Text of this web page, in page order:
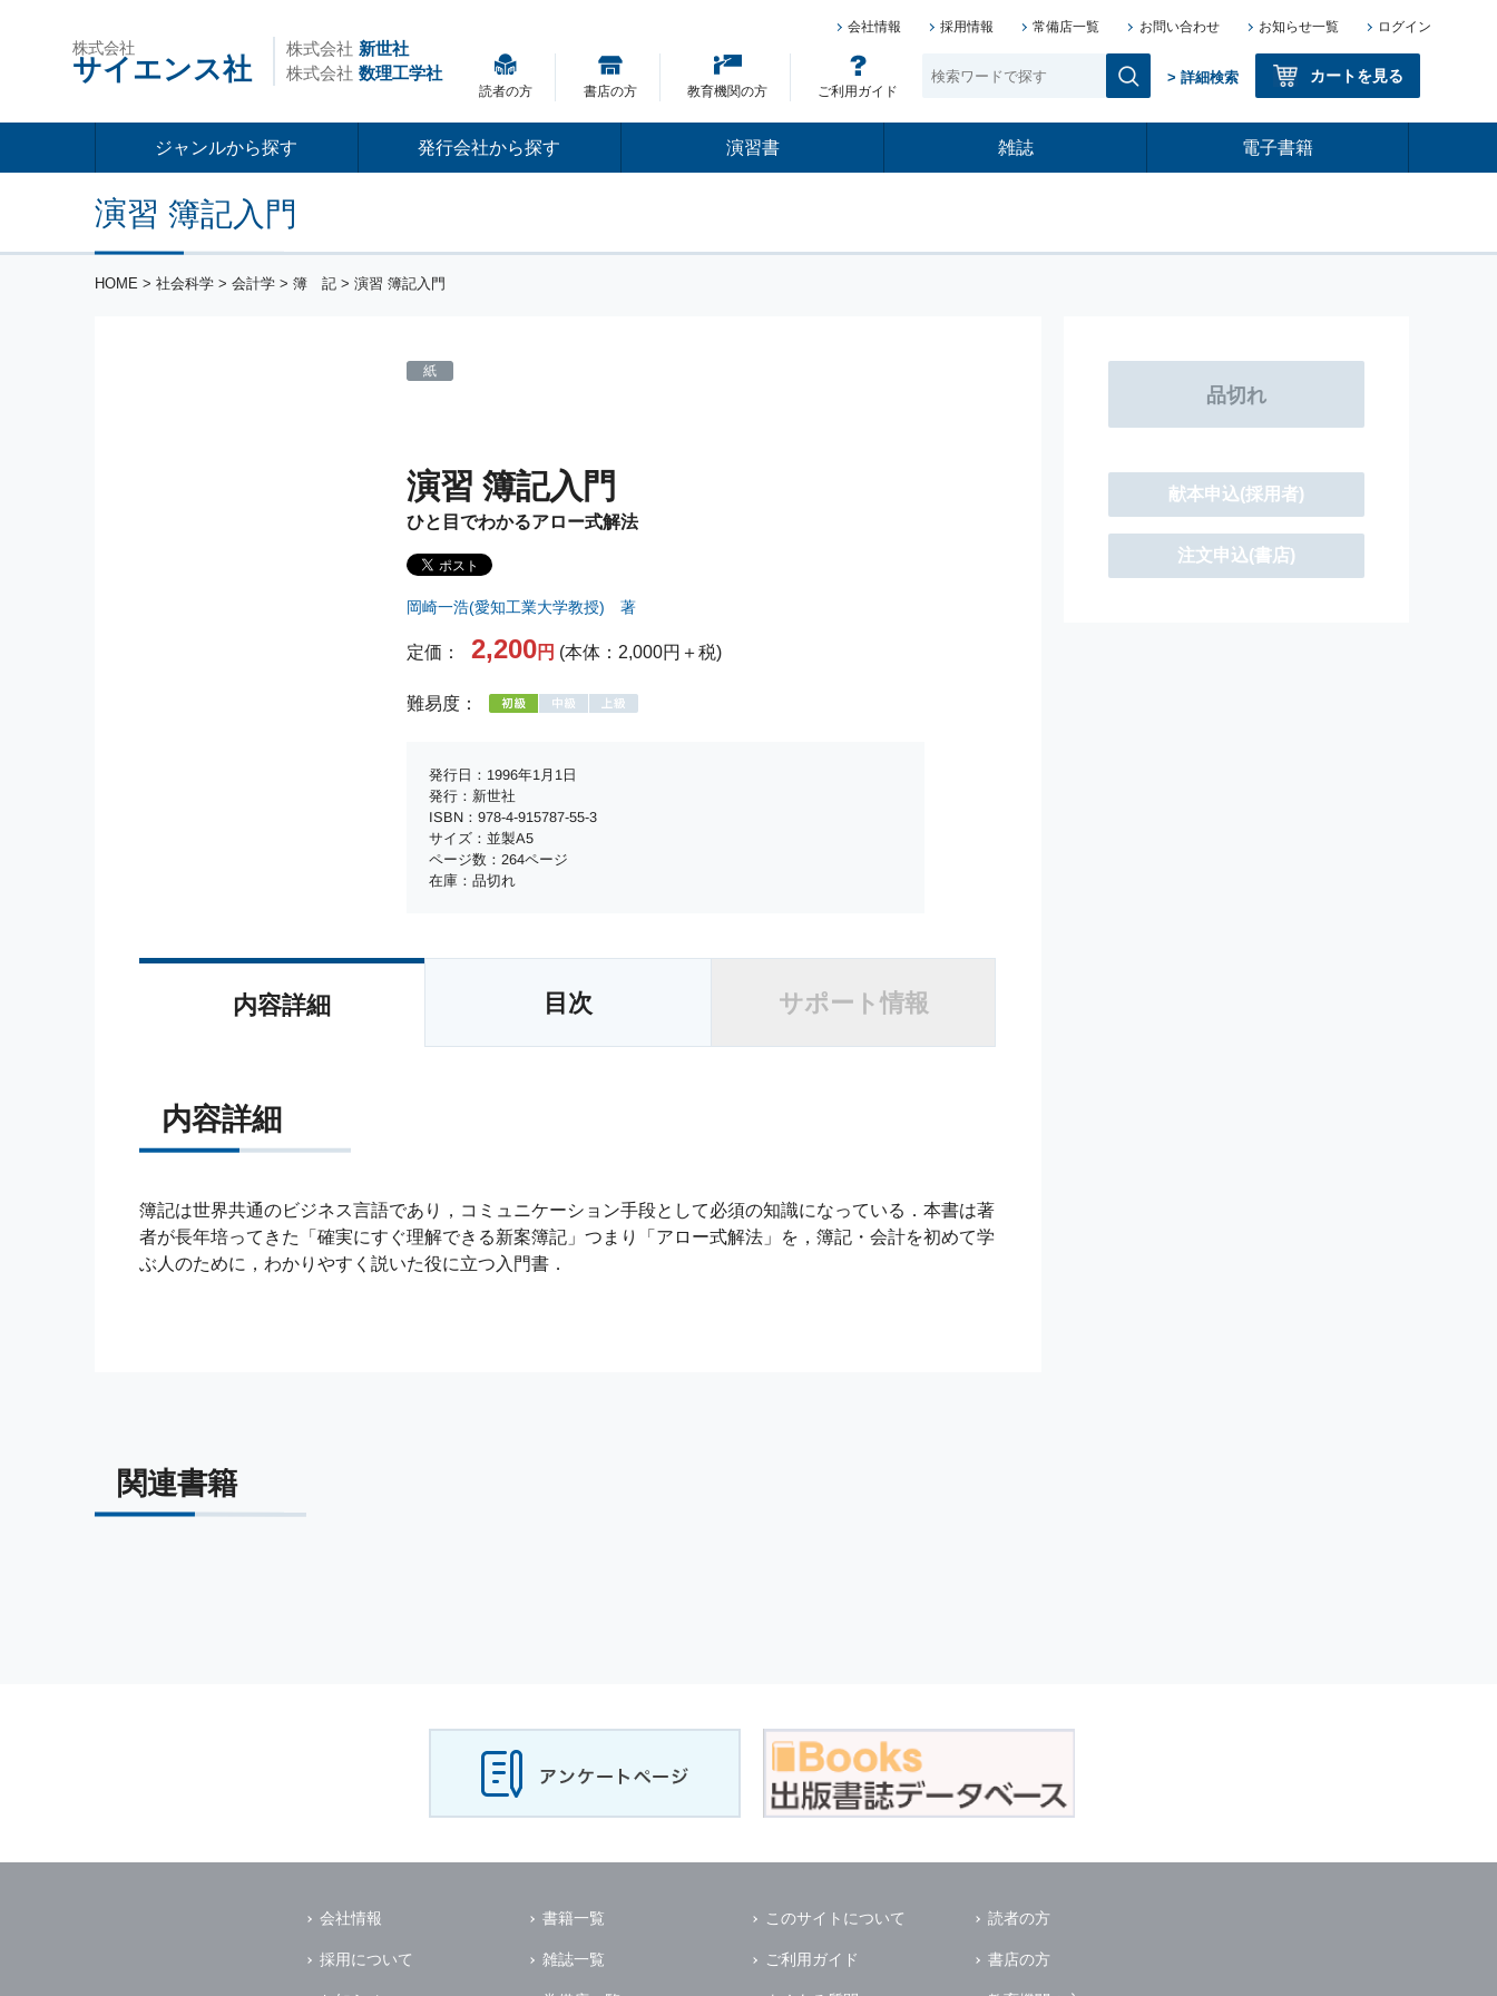
株式会社
サイエンス社
株式会社 新世社
株式会社 数理工学社
会社情報 採用情報 常備店一覧 お問い合わせ お知らせ一覧 ログイン
読者の方 書店の方 教育機関の方 ご利用ガイド
> 詳細検索 カートを見る
ジャンルから探す 発行会社から探す 演習書 雑誌 電子書籍
演習 簿記入門
HOME > 社会科学 > 会計学 > 簿 記 > 演習 簿記入門
紙
演習 簿記入門
ひと目でわかるアロー式解法
岡崎一浩(愛知工業大学教授) 著
定価： 2,200円 (本体：2,000円＋税)
難易度：
発行日：1996年1月1日
発行：新世社
ISBN：978-4-915787-55-3
サイズ：並製A5
ページ数：264ページ
在庫：品切れ
献本申込(採用者)
注文申込(書店)
内容詳細 目次 サポート情報
内容詳細
簿記は世界共通のビジネス言語であり，コミュニケーション手段として必須の知識になっている．本書は著
者が長年培ってきた「確実にすぐ理解できる新案簿記」つまり「アロー式解法」を，簿記・会計を初めて学
ぶ人のために，わかりやすく説いた役に立つ入門書．
関連書籍
会社情報
採用について
書籍一覧
雑誌一覧
このサイトについて
ご利用ガイド
読者の方
書店の方